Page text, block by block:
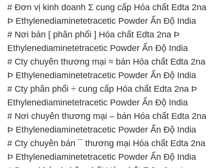
Ethylenediaminetetracetic Powder Ấn Độ India
# Đơn vị cung ứng ∩ phân phối Hóa chất Edta 2na
Þ Ethylenediaminetetracetic Powder Ấn Độ India
# Nơi kinh doanh ( cung cấp ) Hóa chất Edta 2na Þ
Ethylenediaminetetracetic Powder Ấn Độ India
# Nơi chuyên phân phối ◄ bán Hóa chất Edta 2na
Þ Ethylenediaminetetracetic Powder Ấn Độ India
# Địa chỉ cung ứng ε phân phối Hóa chất Edta 2na
Þ Ethylenediaminetetracetic Powder Ấn Độ India
📞PHÒNG KINH DOANH – CÔNG TY HÓA CHẤT
ĐẮC TRƯỜNG PHÁT🌐